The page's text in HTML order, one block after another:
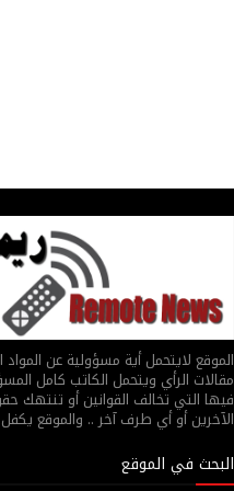
الموقع لايتحمل أية مسؤولية عن
مقالات الرأي ويتحمل الكاتب كامل
فيها التي تخالف القوانين أو تنتهك
الآخرين أو أي طرف آخر .. والموقع
البحث في الموقع